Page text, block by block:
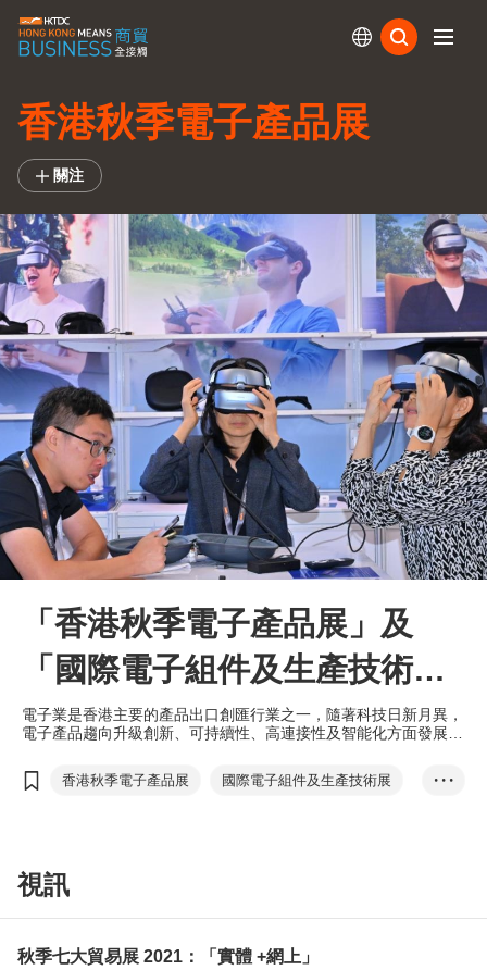
香港秋季電子產品展
關注
「香港秋季電子產品展」及
「國際電子組件及生產技術
展」10月精彩紛呈世界級電子
電子業是香港主要的產品出口創匯行業之一，隨著科技日新月異，
電子產品趨向升級創新、可持續性、高連接性及智能化方面發展。
技術展」積極打造世界級電子盛會，匯聚多家潛力優厚的展商，展
示各式嶄新電子產品和服務，激發無限商機。
香港秋季電子產品展
國際電子組件及生產技術展
• • •
視訊
秋季七大貿易展 2021：「實體 +網上」